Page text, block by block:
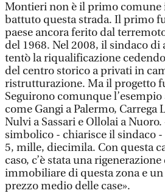
Montieri non è il primo comune
battuto questa strada. Il primo
paese ancora ferito dal
del 1968. Nel 2008, il sindaco di
tentò la riqualificazione
del centro storico a privati in
ristrutturazione. Ma il progetto
Seguirono comunque
come Gangi a Palermo, Carrega
Nulvi a Sassari e Ollolai a
simbolico - chiarisce il sindaco -
5, mille, diecimila. Con questa
caso, c’è stata una
immobiliare di questa zona e
prezzo medio delle case».